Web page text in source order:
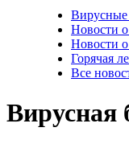
Вирусные
Новости
Новости
Горячая
Все
Вирусная